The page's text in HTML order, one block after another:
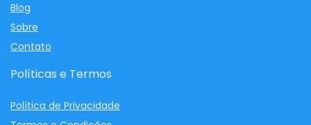
Blog
Sobre
Contato
Políticas e Termos
Política de Privacidade